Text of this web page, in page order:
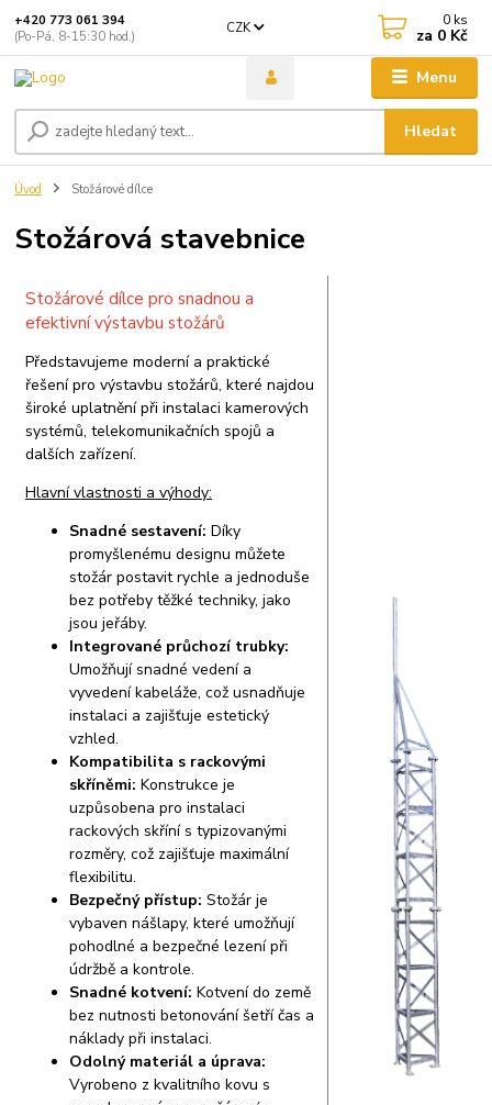
Menu
CZK
Hledat
+420 773 061 394
(Po-Pá, 8-15:30 hod.)
0 ks
za 0 Kč
Úvod Stožárové dílce
Stožárová stavebnice
Stožárové dílce pro snadnou a
efektivní výstavbu stožárů
Představujeme moderní a praktické
řešení pro výstavbu stožárů, které najdou
široké uplatnění při instalaci kamerových
systémů, telekomunikačních spojů a
dalších zařízení.
Hlavní vlastnosti a výhody:
Snadné sestavení: Díky
promyšlenému designu můžete
stožár postavit rychle a jednoduše
bez potřeby těžké techniky, jako
jsou jeřáby.
Integrované průchozí trubky:
Umožňují snadné vedení a
vyvedení kabeláže, což usnadňuje
instalaci a zajišťuje estetický
vzhled.
Kompatibilita s rackovými
skříněmi: Konstrukce je
uzpůsobena pro instalaci
rackových skříní s typizovanými
rozměry, což zajišťuje maximální
flexibilitu.
Bezpečný přístup: Stožár je
vybaven nášlapy, které umožňují
pohodlné a bezpečné lezení při
údržbě a kontrole.
Snadné kotvení: Kotvení do země
bez nutnosti betonování šetří čas a
náklady při instalaci.
Odolný materiál a úprava:
Vyrobeno z kvalitního kovu s